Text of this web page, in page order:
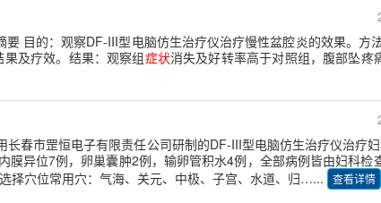
目的：观察DF-III型电脑仿生治疗仪治疗慢性盆腔炎的效果。方
及疗效。结果：观察组症状消失及好转率高于对照组，腹部坠
春市罡恒电子有限责任公司研制的DF-III型电脑仿生治疗仪治疗
异位7例，卵巢囊肿2例，输卵管积水4例，全部病例皆由妇科检
选择穴位常用穴：气海、关元、中极、子宫、水道、归…... 查看详情